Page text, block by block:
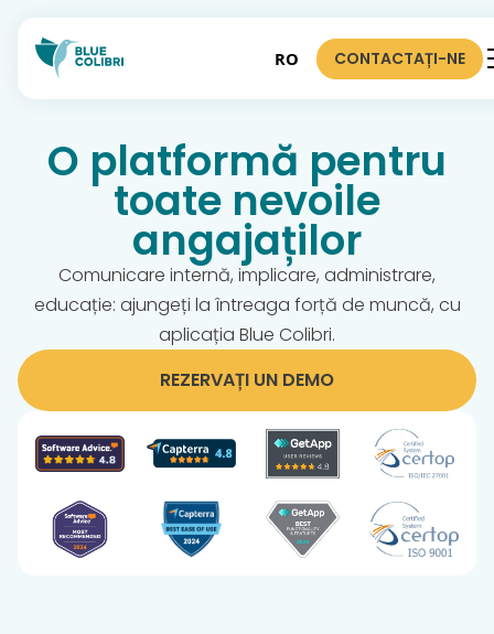
RO CONTACTAȚI-NE
O platformă pentru
toate nevoile
angajaților
Comunicare internă, implicare, administrare,
educație: ajungeți la întreaga forță de muncă, cu
aplicația Blue Colibri.
REZERVAȚI UN DEMO